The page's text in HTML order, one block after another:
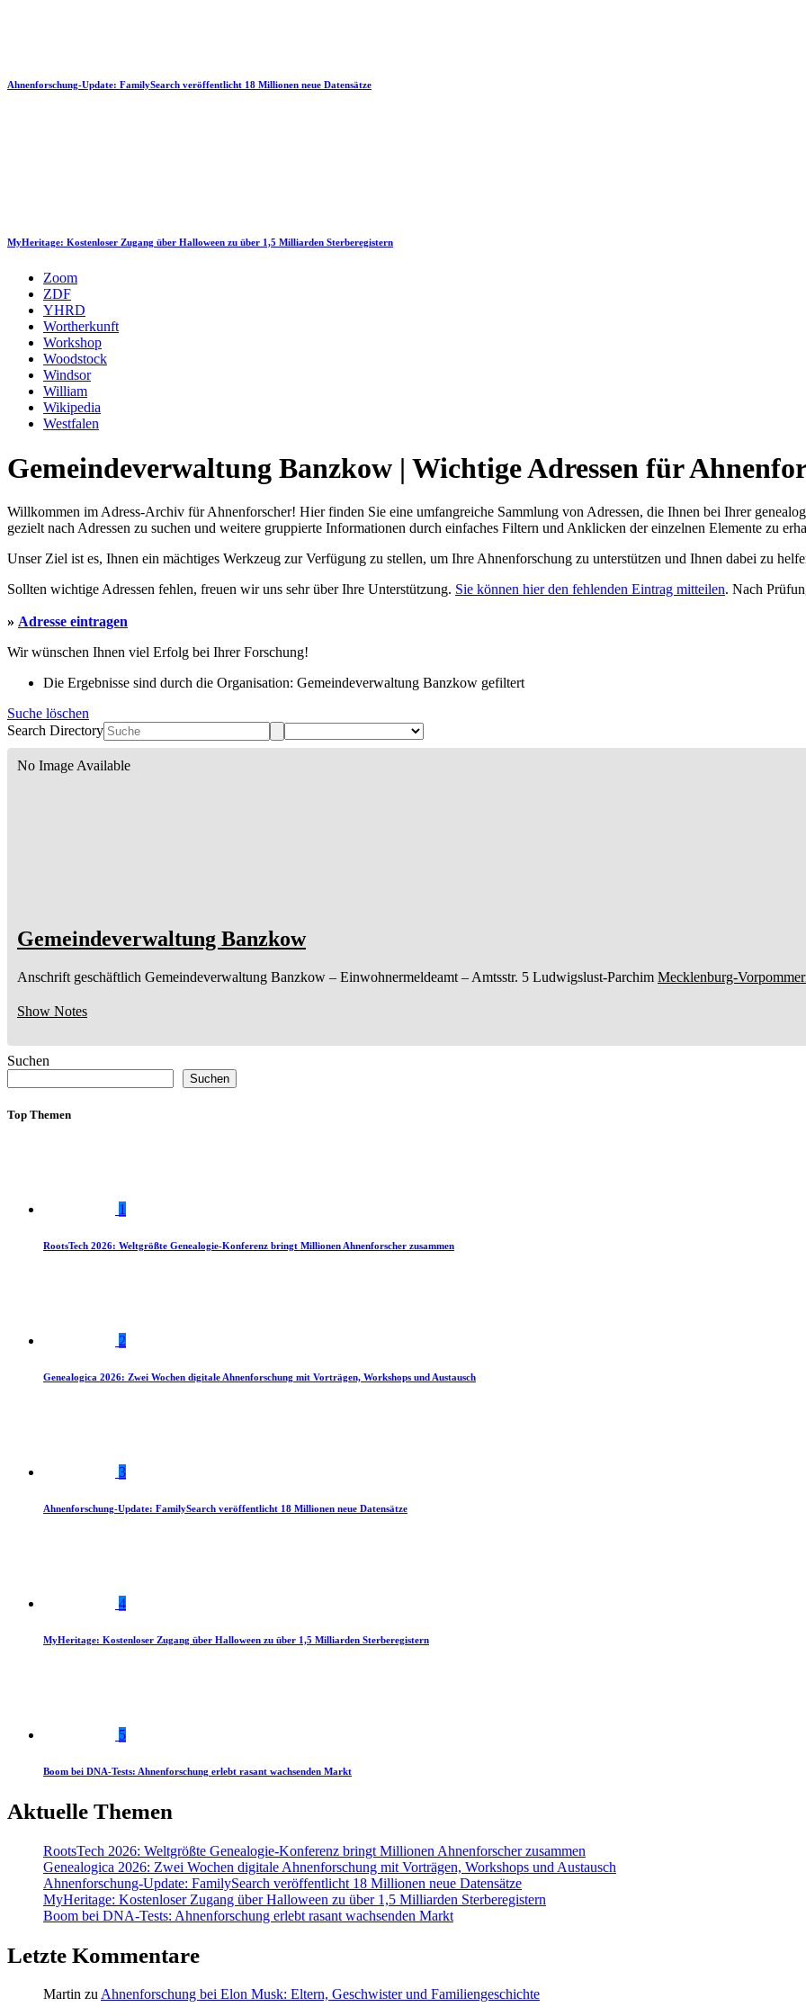
Ahnenforschung-Update: FamilySearch veröffentlicht 18 Millionen neue Datensätze
MyHeritage: Kostenloser Zugang über Halloween zu über 1,5 Milliarden Sterberegistern
Zoom
ZDF
YHRD
Wortherkunft
Workshop
Woodstock
Windsor
William
Wikipedia
Westfalen
Gemeindeverwaltung Banzkow | Wichtige Adressen für
Willkommen im Adress-Archiv für Ahnenforscher! Hier finden Sie eine umfangreiche Sammlung von Adressen, die Ihnen bei Ihrer
gezielt nach Adressen zu suchen und weitere gruppierte Informationen durch einfaches Filtern und Anklicken der einzelnen Elemente zu
Unser Ziel ist es, Ihnen ein mächtiges Werkzeug zur Verfügung zu stellen, um Ihre Ahnenforschung zu unterstützen und Ihnen dabei zu
Sollten wichtige Adressen fehlen, freuen wir uns sehr über Ihre Unterstützung. Sie können hier den fehlenden Eintrag mitteilen. Nach
» Adresse eintragen
Wir wünschen Ihnen viel Erfolg bei Ihrer Forschung!
Die Ergebnisse sind durch die Organisation: Gemeindeverwaltung Banzkow gefiltert
Suche löschen
Search Directory
No Image Available
Gemeindeverwaltung Banzkow
Anschrift geschäftlich Gemeindeverwaltung Banzkow – Einwohnermeldeamt – Amtsstr. 5 Ludwigslust-Parchim Mecklenburg-
Show Notes
Suchen
Suchen
Top Themen
1
RootsTech 2026: Weltgrößte Genealogie-Konferenz bringt Millionen Ahnenforscher zusammen
2
Genealogica 2026: Zwei Wochen digitale Ahnenforschung mit Vorträgen, Workshops und Austausch
3
Ahnenforschung-Update: FamilySearch veröffentlicht 18 Millionen neue Datensätze
4
MyHeritage: Kostenloser Zugang über Halloween zu über 1,5 Milliarden Sterberegistern
5
Boom bei DNA-Tests: Ahnenforschung erlebt rasant wachsenden Markt
Aktuelle Themen
RootsTech 2026: Weltgrößte Genealogie-Konferenz bringt Millionen Ahnenforscher zusammen
Genealogica 2026: Zwei Wochen digitale Ahnenforschung mit Vorträgen, Workshops und Austausch
Ahnenforschung-Update: FamilySearch veröffentlicht 18 Millionen neue Datensätze
MyHeritage: Kostenloser Zugang über Halloween zu über 1,5 Milliarden Sterberegistern
Boom bei DNA-Tests: Ahnenforschung erlebt rasant wachsenden Markt
Letzte Kommentare
Martin zu Ahnenforschung bei Elon Musk: Eltern, Geschwister und Familiengeschichte